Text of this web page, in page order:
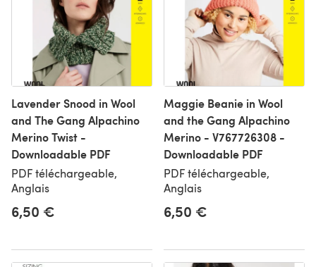
Lavender Snood in Wool
and The Gang Alpachino
Merino Twist -
Downloadable PDF
PDF téléchargeable,
Anglais
6,50 €
Maggie Beanie in Wool
and the Gang Alpachino
Merino - V767726308 -
Downloadable PDF
PDF téléchargeable,
Anglais
6,50 €